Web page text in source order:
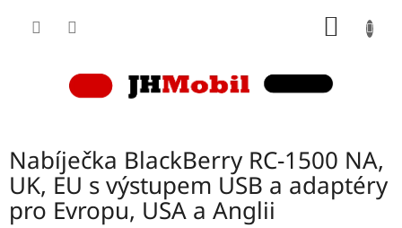
Nabíječka BlackBerry RC-1500 NA,
UK, EU s výstupem USB a adaptéry
pro Evropu, USA a Anglii